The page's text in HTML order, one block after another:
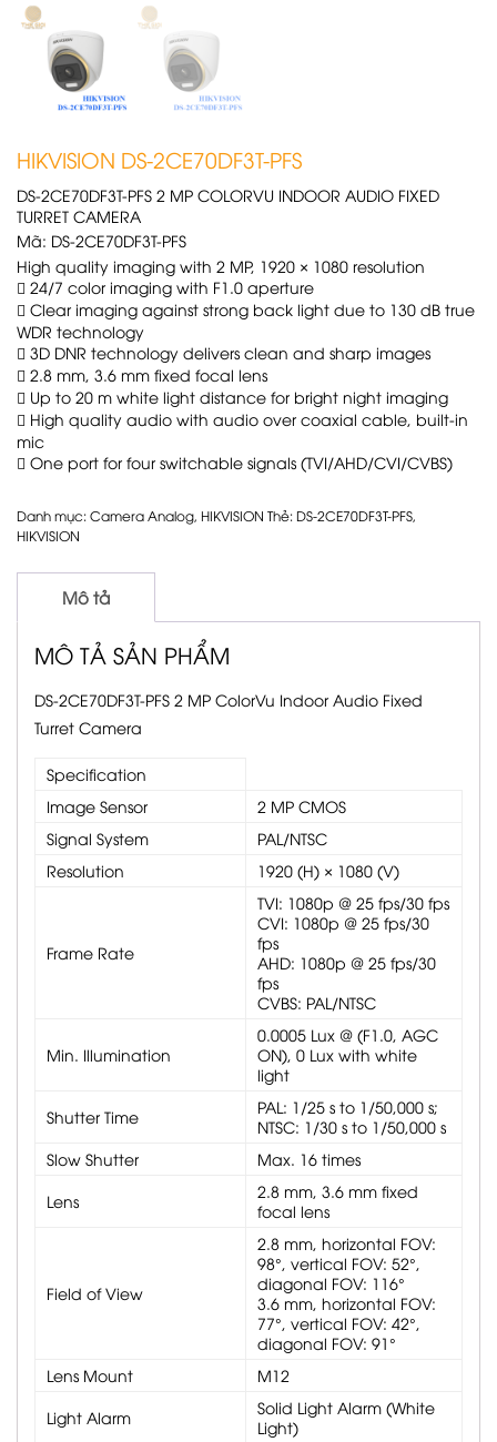
HIKVISION DS-2CE70DF3T-PFS
DS-2CE70DF3T-PFS 2 MP COLORVU INDOOR AUDIO FIXED
TURRET CAMERA
Mã: DS-2CE70DF3T-PFS
High quality imaging with 2 MP, 1920 × 1080 resolution
 24/7 color imaging with F1.0 aperture
 Clear imaging against strong back light due to 130 dB true
WDR technology
 3D DNR technology delivers clean and sharp images
 2.8 mm, 3.6 mm fixed focal lens
 Up to 20 m white light distance for bright night imaging
 High quality audio with audio over coaxial cable, built-in
mic
 One port for four switchable signals (TVI/AHD/CVI/CVBS)
Danh mục:Camera Analog, HIKVISION Thẻ:DS-2CE70DF3T-PFS,
HIKVISION
Mô tả
MÔ TẢ SẢN PHẨM
DS-2CE70DF3T-PFS 2 MP ColorVu Indoor Audio Fixed
Turret Camera
Specification
Image Sensor
2 MP CMOS
Signal System
PAL/NTSC
Resolution
1920 (H) × 1080 (V)
Frame Rate
TVI: 1080p @ 25 fps/30 fps
CVI: 1080p @ 25 fps/30
fps
AHD: 1080p @ 25 fps/30
fps
CVBS: PAL/NTSC
Min. Illumination
0.0005 Lux @ (F1.0, AGC
ON), 0 Lux with white
light
Shutter Time
PAL: 1/25 s to 1/50,000 s;
NTSC: 1/30 s to 1/50,000 s
Slow Shutter
Max. 16 times
Lens
2.8 mm, 3.6 mm fixed
focal lens
Field of View
2.8 mm, horizontal FOV:
98°, vertical FOV: 52°,
diagonal FOV: 116°
3.6 mm, horizontal FOV:
77°, vertical FOV: 42°,
diagonal FOV: 91°
Lens Mount
M12
Light Alarm
Solid Light Alarm (White
Light)